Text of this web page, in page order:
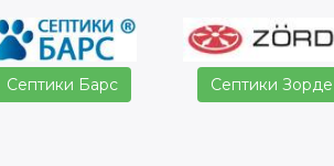
Септики Барс Септики Зорде